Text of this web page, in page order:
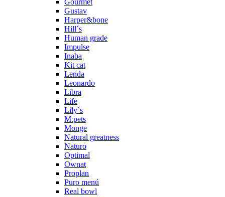
Gustav
Harper&bone
Hill´s
Human grade
Impulse
Inaba
Kit cat
Lenda
Leonardo
Libra
Life
Lily´s
M.pets
Monge
Natural greatness
Naturo
Optimal
Ownat
Proplan
Puro menú
Real bowl